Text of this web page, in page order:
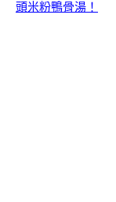
頭米粉鴨骨湯！